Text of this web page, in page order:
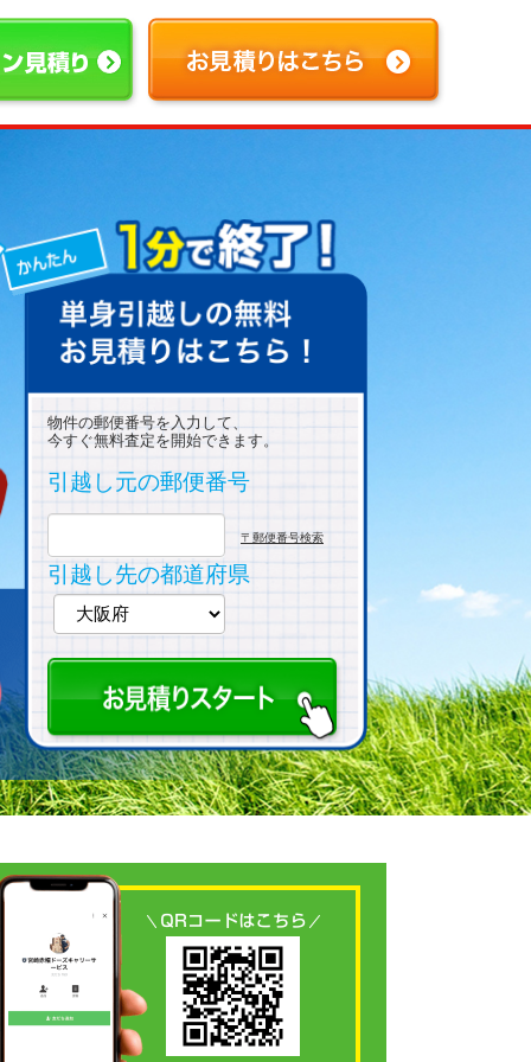
物件の郵便番号を入力して、
今すぐ無料査定を開始できます。
引越し元の郵便番号
〒郵便番号検索
引越し先の都道府県